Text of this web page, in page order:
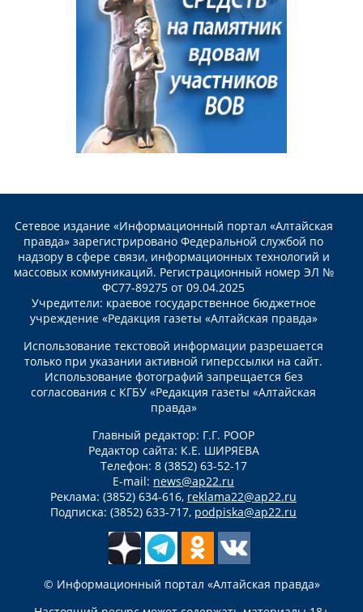
Сетевое издание «Информационный портал «Алтайская
правда» зарегистрировано Федеральной службой по
надзору в сфере связи, информационных технологий и
массовых коммуникаций. Регистрационный номер ЭЛ №
ФС77-89275 от 09.04.2025
Учредители: краевое государственное бюджетное
учреждение «Редакция газеты «Алтайская правда»
Использование текстовой информации разрешается
только при указании активной гиперссылки на сайт.
Использование фотографий запрещается без
согласования с КГБУ «Редакция газеты «Алтайская
правда»
Главный редактор: Г.Г. РООР
Редактор сайта: К.Е. ШИРЯЕВА
Телефон: 8 (3852) 63-52-17
E-mail: news@ap22.ru
Реклама: (3852) 634-616, reklama22@ap22.ru
Подписка: (3852) 633-717, podpiska@ap22.ru
© Информационный портал «Алтайская правда»